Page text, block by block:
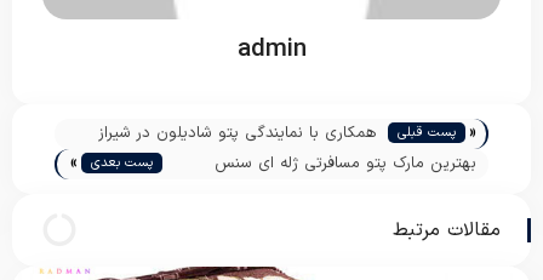
admin
« پست قبلی
همکاری با نمایندگی پتو شادیلون در شیراز
بهترین مارک پتو مسافرتی ژله ای سنس
پست بعدی »
مقالات مرتبط